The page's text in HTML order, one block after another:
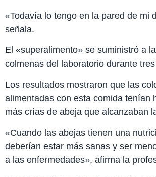
«Todavía lo tengo en la pared de mi
señala.
El «superalimento» se suministró a
colmenas del laboratorio durante
Los resultados mostraron que las
alimentadas con esta comida tenían
más crías de abeja que alcanzaban
«Cuando las abejas tienen una
deberían estar más sanas y ser
a las enfermedades», afirma la